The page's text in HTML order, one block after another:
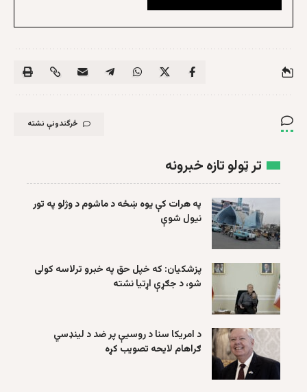
څرگندونې نشته
تر ټولو تازه خبرونه
په هرات کې یوه ښځه د ماشوم د وژلو په تور
نیول شوې
پزشکیان: که خپل حق په خبرو ترلاسه کولی
شو، د جګړې اړتیا نشته
د امریکا سنا د روسیې پر ضد د لینډسي
ګراهام لایحه تصویب کړه